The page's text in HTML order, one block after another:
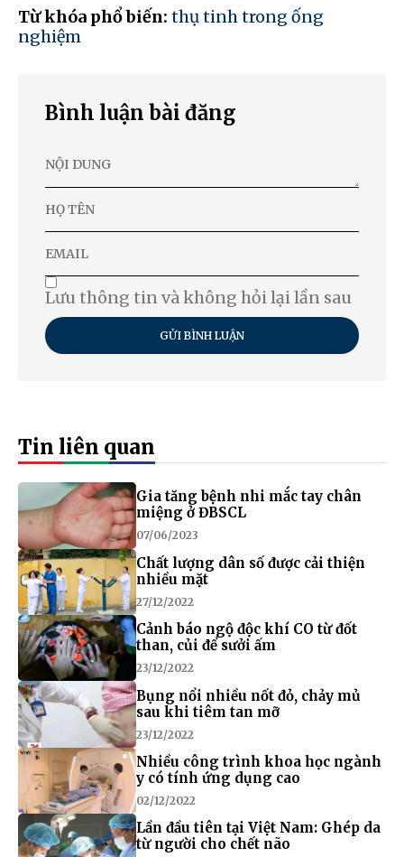
Từ khóa phổ biến: thụ tinh trong ống
nghiệm
Bình luận bài đăng
Lưu thông tin và không hỏi lại lần sau
GỬI BÌNH LUẬN
Tin liên quan
Gia tăng bệnh nhi mắc tay chân
miệng ở ĐBSCL
07/06/2023
Chất lượng dân số được cải thiện
nhiều mặt
27/12/2022
Cảnh báo ngộ độc khí CO từ đốt
than, củi để sưởi ấm
23/12/2022
Bụng nổi nhiều nốt đỏ, chảy mủ
sau khi tiêm tan mỡ
23/12/2022
Nhiều công trình khoa học ngành
y có tính ứng dụng cao
02/12/2022
Lần đầu tiên tại Việt Nam: Ghép da
từ người cho chết não